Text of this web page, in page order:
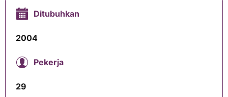
Ditubuhkan
2004
Pekerja
29